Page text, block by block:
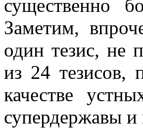
существенно
Заметим,
один тезис, не
из 24
качестве
супердержавы и